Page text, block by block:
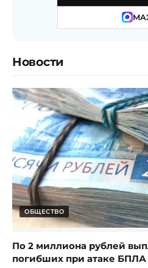
Новости
ОБЩЕСТВО
По 2 миллиона рублей
погибших при атаке